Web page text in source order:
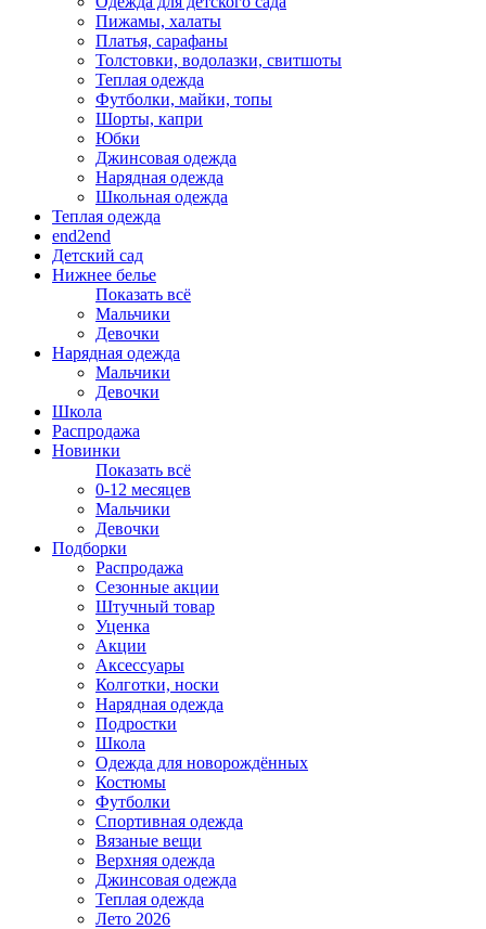
Пижамы, халаты
Платья, сарафаны
Толстовки, водолазки, свитшоты
Теплая одежда
Футболки, майки, топы
Шорты, капри
Юбки
Джинсовая одежда
Нарядная одежда
Школьная одежда
Теплая одежда
end2end
Детский сад
Нижнее белье
Показать всё
Мальчики
Девочки
Нарядная одежда
Мальчики
Девочки
Школа
Распродажа
Новинки
Показать всё
0-12 месяцев
Мальчики
Девочки
Подборки
Распродажа
Сезонные акции
Штучный товар
Уценка
Акции
Аксессуары
Колготки, носки
Нарядная одежда
Подростки
Школа
Одежда для новорождённых
Костюмы
Футболки
Спортивная одежда
Вязаные вещи
Верхняя одежда
Джинсовая одежда
Теплая одежда
Лето 2026